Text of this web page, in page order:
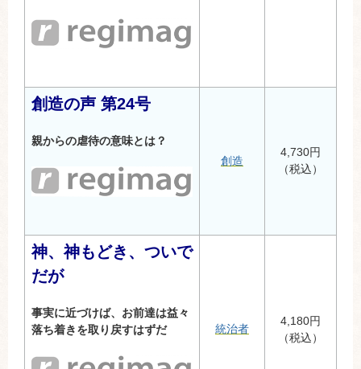
創造の声 第24号
親からの虐待の意味とは？
創造
4,730円
（税込）
神、神もどき、ついで
だが
事実に近づけば、お前達は益々
落ち着きを取り戻すはずだ
統治者
4,180円
（税込）